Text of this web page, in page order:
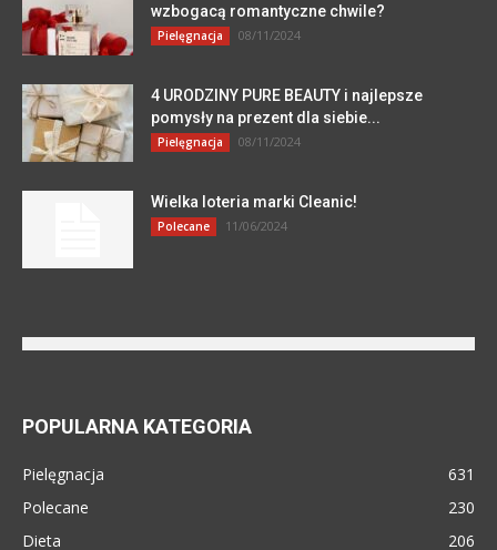
wzbogacą romantyczne chwile?
Pielęgnacja 08/11/2024
4 URODZINY PURE BEAUTY i najlepsze
pomysły na prezent dla siebie...
Pielęgnacja 08/11/2024
Wielka loteria marki Cleanic!
Polecane 11/06/2024
POPULARNA KATEGORIA
Pielęgnacja
631
Polecane
230
Dieta
206